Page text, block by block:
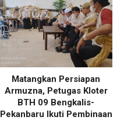
Matangkan Persiapan
Armuzna, Petugas Kloter
BTH 09 Bengkalis-
Pekanbaru Ikuti Pembinaan